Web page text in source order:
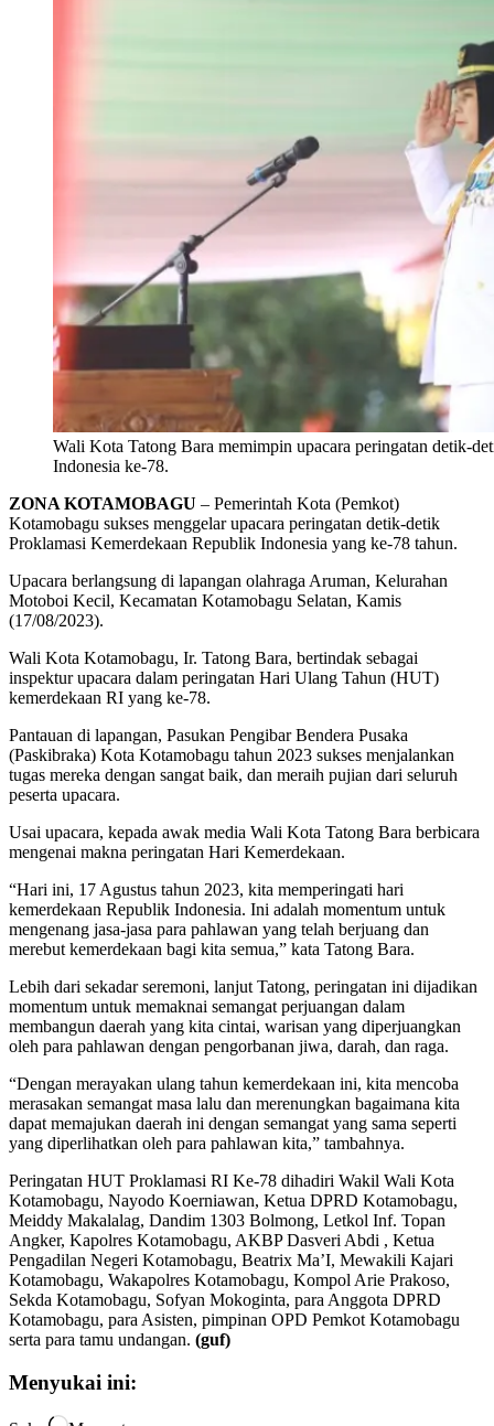
Wali Kota Tatong Bara memimpin upacara peringatan detik-
Indonesia ke-78.
ZONA KOTAMOBAGU – Pemerintah Kota (Pemkot)
Kotamobagu sukses menggelar upacara peringatan detik-detik
Proklamasi Kemerdekaan Republik Indonesia yang ke-78 tahun.
Upacara berlangsung di lapangan olahraga Aruman, Kelurahan
Motoboi Kecil, Kecamatan Kotamobagu Selatan, Kamis
(17/08/2023).
Wali Kota Kotamobagu, Ir. Tatong Bara, bertindak sebagai
inspektur upacara dalam peringatan Hari Ulang Tahun (HUT)
kemerdekaan RI yang ke-78.
Pantauan di lapangan, Pasukan Pengibar Bendera Pusaka
(Paskibraka) Kota Kotamobagu tahun 2023 sukses menjalankan
tugas mereka dengan sangat baik, dan meraih pujian dari seluruh
peserta upacara.
Usai upacara, kepada awak media Wali Kota Tatong Bara berbicara
mengenai makna peringatan Hari Kemerdekaan.
“Hari ini, 17 Agustus tahun 2023, kita memperingati hari
kemerdekaan Republik Indonesia. Ini adalah momentum untuk
mengenang jasa-jasa para pahlawan yang telah berjuang dan
merebut kemerdekaan bagi kita semua,” kata Tatong Bara.
Lebih dari sekadar seremoni, lanjut Tatong, peringatan ini dijadikan
momentum untuk memaknai semangat perjuangan dalam
membangun daerah yang kita cintai, warisan yang diperjuangkan
oleh para pahlawan dengan pengorbanan jiwa, darah, dan raga.
“Dengan merayakan ulang tahun kemerdekaan ini, kita mencoba
merasakan semangat masa lalu dan merenungkan bagaimana kita
dapat memajukan daerah ini dengan semangat yang sama seperti
yang diperlihatkan oleh para pahlawan kita,” tambahnya.
Peringatan HUT Proklamasi RI Ke-78 dihadiri Wakil Wali Kota
Kotamobagu, Nayodo Koerniawan, Ketua DPRD Kotamobagu,
Meiddy Makalalag, Dandim 1303 Bolmong, Letkol Inf. Topan
Angker, Kapolres Kotamobagu, AKBP Dasveri Abdi , Ketua
Pengadilan Negeri Kotamobagu, Beatrix Ma’I, Mewakili Kajari
Kotamobagu, Wakapolres Kotamobagu, Kompol Arie Prakoso,
Sekda Kotamobagu, Sofyan Mokoginta, para Anggota DPRD
Kotamobagu, para Asisten, pimpinan OPD Pemkot Kotamobagu
serta para tamu undangan. (guf)
Menyukai ini: